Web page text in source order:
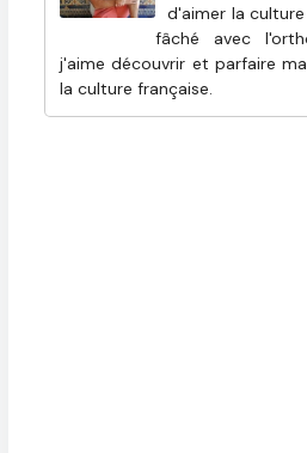
d'aimer la
fâché avec
j'aime découvrir et parfaire
la culture française.